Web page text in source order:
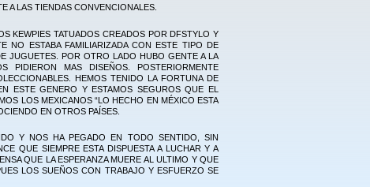
A LAS TIENDAS CONVENCIONALES.
KEWPIES TATUADOS CREADOS POR DFSTYLO Y
NO ESTABA FAMILIARIZADA CON ESTE TIPO DE
JUGUETES. POR OTRO LADO HUBO GENTE A LA
MAS DISEÑOS. POSTERIORMENTE
HEMOS TENIDO LA FORTUNA DE
ESTE GENERO Y ESTAMOS SEGUROS QUE EL
LOS MEXICANOS “LO HECHO EN MÉXICO ESTA
EN OTROS PAÍSES.
Y NOS HA PEGADO EN TODO SENTIDO, SIN
QUE SIEMPRE ESTA DISPUESTA A LUCHAR Y A
QUE LA ESPERANZA MUERE AL ULTIMO Y QUE
LOS SUEÑOS CON TRABAJO Y ESFUERZO SE